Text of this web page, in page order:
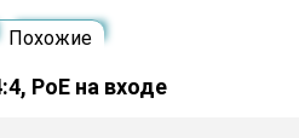
Похожие
PoE на входе